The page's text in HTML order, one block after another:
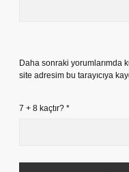
Daha sonraki yorumlarımda
site adresim bu tarayıcıya
7 + 8 kaçtır? *